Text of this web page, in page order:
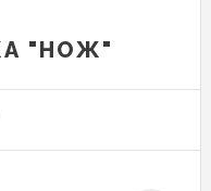
"НОЖ"